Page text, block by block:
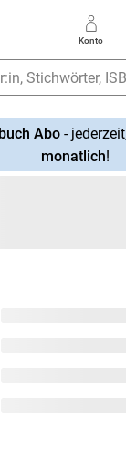
Konto
Abo-
monatlich!